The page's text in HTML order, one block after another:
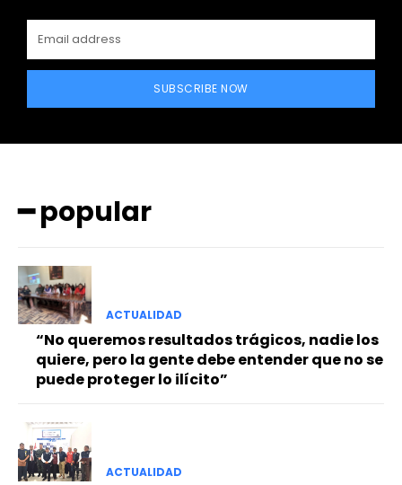
SUBSCRIBE NOW
━ popular
ACTUALIDAD
“No queremos resultados trágicos, nadie los
quiere, pero la gente debe entender que no se
puede proteger lo ilícito”
ACTUALIDAD